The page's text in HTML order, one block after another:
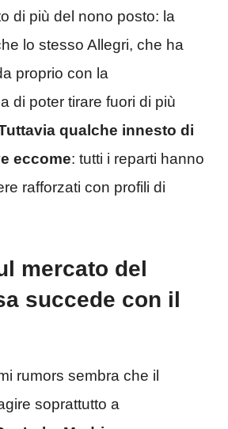
di più del nono posto: la
lo stesso Allegri, che ha
proprio con la
di poter tirare fuori di più
qualche innesto di
eccome: tutti i reparti hanno
rafforzati con profili di
mercato del
succede con il
rumors sembra che il
soprattutto a